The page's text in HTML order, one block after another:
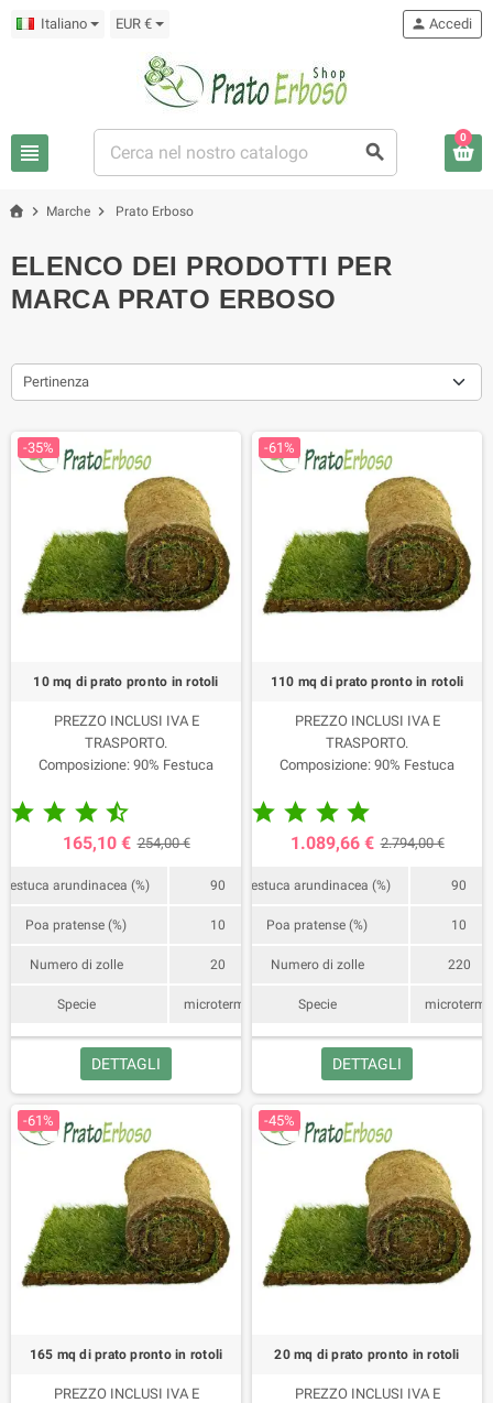
Italiano EUR €
view_headline search
person Accedi
0
chevron_right Marche chevron_right Prato Erboso
ELENCO DEI PRODOTTI PER
MARCA PRATO ERBOSO
Pertinenza
-35%
10 mq di prato pronto in rotoli
PREZZO INCLUSI IVA E
TRASPORTO.
Composizione: 90% Festuca
Bancale da 10 mq, 20 rotoli.
in 5/6 giorni dall'ordine e 24/48 ore
dalla raccolta, previa
comunicazione del nostro ufficio
consegne.
   
165,10 € 254,00 €
Festuca arundinacea (%) 90
Poa pratense (%) 10
Numero di zolle 20
Specie microterma
DETTAGLI
-61%
110 mq di prato pronto in rotoli
PREZZO INCLUSI IVA E
TRASPORTO.
Composizione: 90% Festuca
N. 2 bancali da 55mq, 220 rotoli.
in 5/6 giorni dall'ordine e 24/48 ore
dalla raccolta, previa
comunicazione del nostro ufficio
consegne.
   
1.089,66 € 2.794,00 €
Festuca arundinacea (%) 90
Poa pratense (%) 10
Numero di zolle 220
Specie microterma
DETTAGLI
-61%
165 mq di prato pronto in rotoli
PREZZO INCLUSI IVA E
-45%
20 mq di prato pronto in rotoli
PREZZO INCLUSI IVA E